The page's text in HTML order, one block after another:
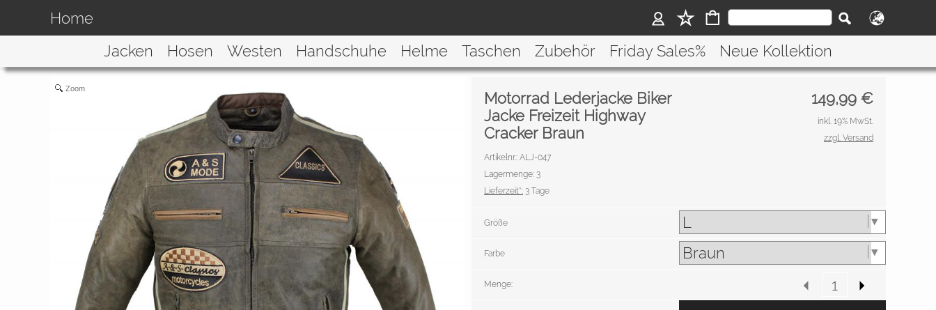
Home
Jacken
Hosen Westen Handschuhe Helme Taschen Zubehör Friday Sales% Neue Kollektion
Zoom
149,99 €
Motorrad Lederjacke Biker
Jacke Freizeit Highway
Cracker Braun
Artikelnr.: ALJ-047
Lagermenge: 3
Lieferzeit*: 3 Tage
inkl. 19% MwSt.
zzgl. Versand
Größe
Farbe
Menge: